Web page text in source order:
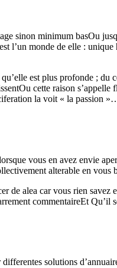
sinon minimum basOu
l’un monde de elle :
est plus profonde ; du
cette raison
la voit « la passion
vous en avez envie
alterable en vous
de alea car vous rien savez
commentaireEt Qu’il
solutions